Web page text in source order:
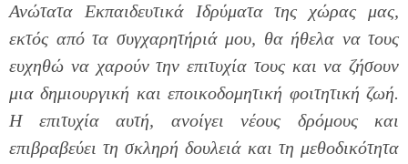
Ανώτατα Εκπαιδευτικά Ιδρύματα της χώρας μας,
εκτός από τα συγχαρητήριά μου, θα ήθελα να τους
ευχηθώ να χαρούν την επιτυχία τους και να ζήσουν
μια δημιουργική και εποικοδομητική φοιτητική ζωή.
Η επιτυχία αυτή, ανοίγει νέους δρόμους και
επιβραβεύει τη σκληρή δουλειά και τη μεθοδικότητα